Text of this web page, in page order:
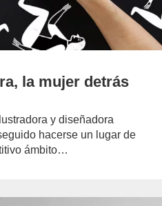
la mujer detrás
y diseñadora
hacerse un lugar de
ámbito…